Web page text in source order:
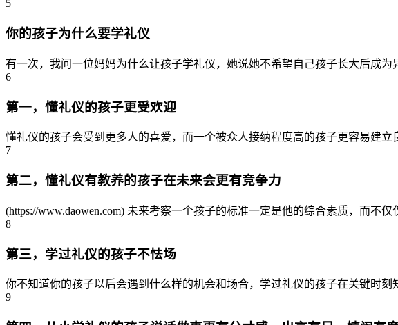
5
你的孩子为什么要学礼仪
有一次，我问一位妈妈为什么让孩子学礼仪，她说她不希望自己孩子长大后成
6
第一，懂礼仪的孩子更受欢迎
懂礼仪的孩子会受到更多人的喜爱，而一个被众人接纳程度高的孩子更容易建
7
第二，懂礼仪有教养的孩子在未来会更有竞争力
(https://www.daowen.com) 未来考察一个孩子的标准一定是他的综合素质，而不
8
第三，学过礼仪的孩子不怯场
你不知道你的孩子以后会遇到什么样的机会和场合，学过礼仪的孩子在关键时
9